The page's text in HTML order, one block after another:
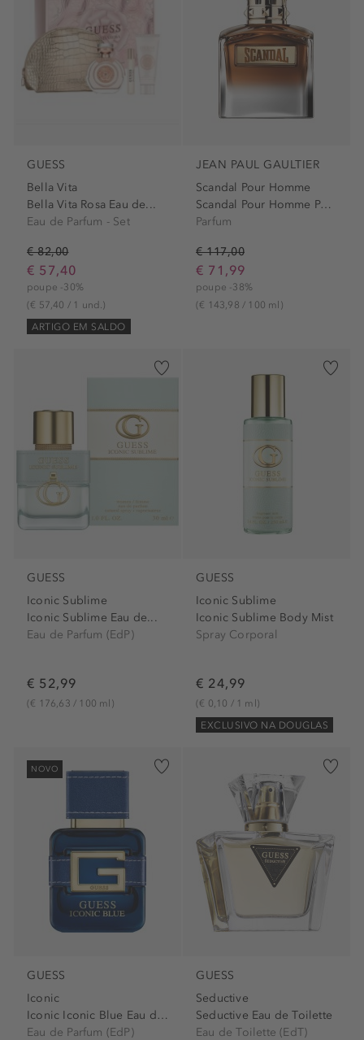
GUESS
Bella Vita
Bella Vita Rosa Eau de...
Eau de Parfum - Set
€ 82,00
€ 57,40
poupe -30%
(€ 57,40 / 1 und.)
ARTIGO EM SALDO
JEAN PAUL GAULTIER
Scandal Pour Homme
Scandal Pour Homme Parfum...
Parfum
€ 117,00
€ 71,99
poupe -38%
(€ 143,98 / 100 ml)
GUESS
Iconic Sublime
Iconic Sublime Eau de...
Eau de Parfum (EdP)
€ 52,99
(€ 176,63 / 100 ml)
GUESS
Iconic Sublime
Iconic Sublime Body Mist
Spray Corporal
€ 24,99
(€ 0,10 / 1 ml)
EXCLUSIVO NA DOUGLAS
NOVO
GUESS
Iconic
Iconic Iconic Blue Eau de...
Eau de Parfum (EdP)
GUESS
Seductive
Seductive Eau de Toilette
Eau de Toilette (EdT)